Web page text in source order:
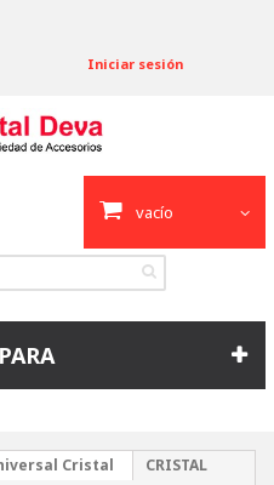
Iniciar sesión
vacío
Cristal
CRISTAL